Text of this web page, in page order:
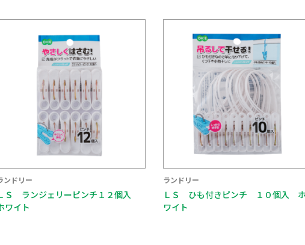
ンドリー
Ｓ ひも付きピンチ １０個入 ホ
イト
ランドリー
ＬＳ ピンチ １４個入 ホワイト